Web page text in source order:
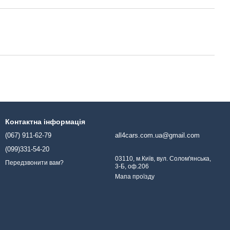
Контактна інформація
(067) 911-62-79
(099)331-54-20
Передзвонити вам?
all4cars.com.ua@gmail.com
03110, м.Київ, вул. Солом'янська,
3-Б, оф.206
Мапа проїзду